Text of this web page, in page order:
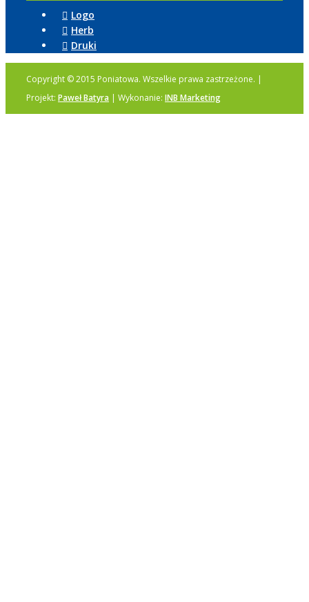
Logo
Herb
Druki
Copyright © 2015 Poniatowa. Wszelkie prawa zastrzeżone. |
Projekt: Paweł Batyra | Wykonanie: INB Marketing